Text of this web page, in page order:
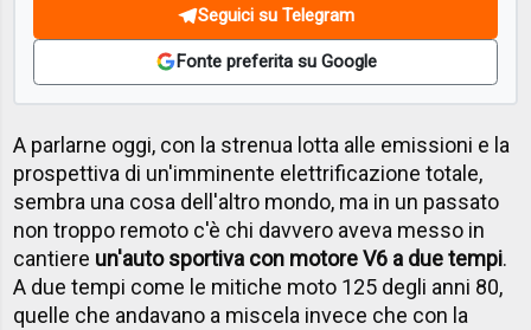
Seguici su Telegram
Fonte preferita su Google
A parlarne oggi, con la strenua lotta alle emissioni e la
prospettiva di un'imminente elettrificazione totale,
sembra una cosa dell'altro mondo, ma in un passato
non troppo remoto c'è chi davvero aveva messo in
cantiere un'auto sportiva con motore V6 a due tempi.
A due tempi come le mitiche moto 125 degli anni 80,
quelle che andavano a miscela invece che con la